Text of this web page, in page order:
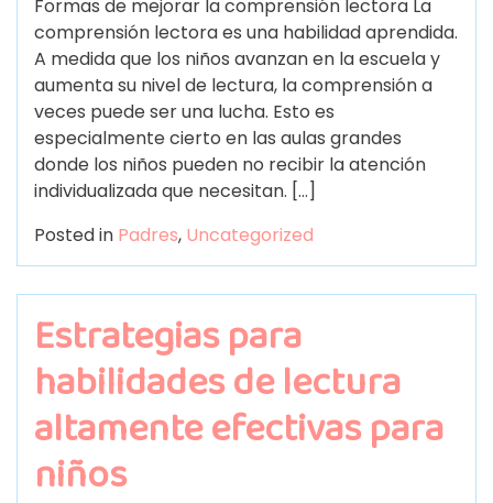
Formas de mejorar la comprensión lectora La
comprensión lectora es una habilidad aprendida.
A medida que los niños avanzan en la escuela y
aumenta su nivel de lectura, la comprensión a
veces puede ser una lucha. Esto es
especialmente cierto en las aulas grandes
donde los niños pueden no recibir la atención
individualizada que necesitan. […]
Posted in Padres, Uncategorized
Estrategias para
habilidades de lectura
altamente efectivas para
niños